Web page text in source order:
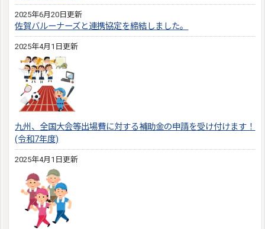
2025年6月20日更新
佐賀バルーナーズと連携協定を締結しました。
2025年4月1日更新
九州、全国大会等出場費に対する補助金の申請を受け付けます！
(令和7年度)
2025年4月1日更新